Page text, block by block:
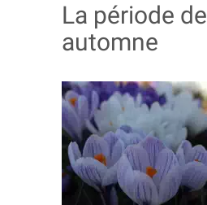
La période
automne